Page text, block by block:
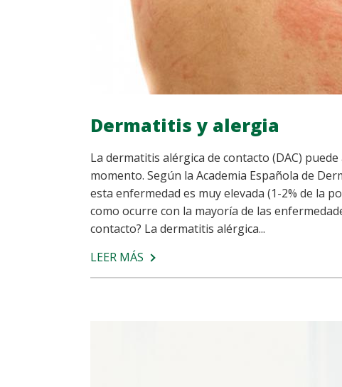
Dermatitis y alergia
La dermatitis alérgica de contacto (DAC)
momento. Según la Academia Española de
esta enfermedad es muy elevada (1-2% de la
como ocurre con la mayoría de las
contacto? La dermatitis alérgica...
LEER MÁS SOBRE
DERMATITIS